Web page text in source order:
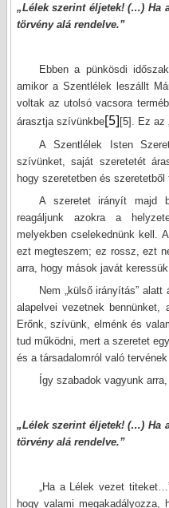
„Lélek szerint éljetek! (…) Ha
törvény alá rendelve.”
Ebben a pünkösdi
amikor a Szentlélek leszállt
voltak az utolsó vacsora
árasztja szívünkbe[5][5] . Ez
A Szentlélek Isten
szívünket, saját szeretetét
hogy szeretetben és szeretetből
A szeretet irányít majd
reagáljunk azokra a
melyekben cselekednünk kell.
ezt megteszem; ez rossz, ezt
arra, hogy mások javát keressük.
Nem „külső irányítás”
alapelvei vezetnek bennünket,
Erőnk, szívünk, elménk és
tud működni, mert a szeretet
és a társadalomról való
Így szabadok vagyunk
„Lélek szerint éljetek! (…) Ha
törvény alá rendelve.”
„Ha a Lélek vezet
hogy valami megakadályozza,